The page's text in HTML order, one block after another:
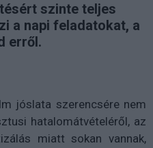
szinte teljes
a napi feladatokat, a
erről.
jóslata szerencsére nem
hatalomátvételéről, az
miatt sokan vannak,